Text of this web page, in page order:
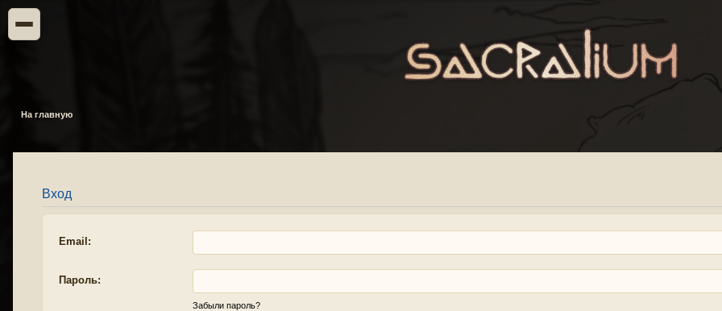
На главную
Вход
Email:
Пароль:
Забыли пароль?